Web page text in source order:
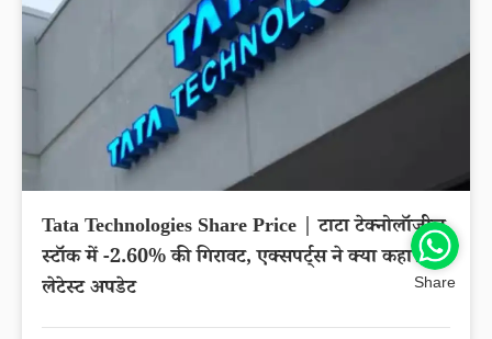
Tata Technologies Share Price | टाटा टेक्नोलॉजीज
स्टॉक में -2.60% की गिरावट, एक्सपर्ट्स ने क्या कहा?
लेटेस्ट अपडेट
Share